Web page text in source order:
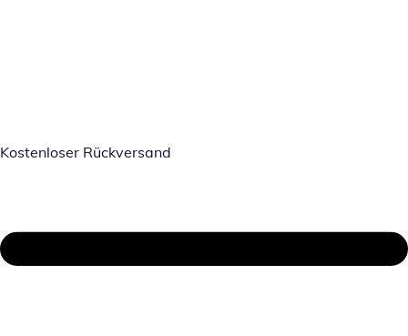
Kostenloser Rückversand